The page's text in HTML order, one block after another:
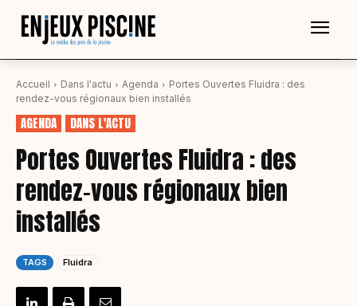
Accueil Dans l'actu Agenda
Portes Ouvertes Fluidra : des
rendez-vous régionaux bien installés
AGENDA DANS L'ACTU
Portes Ouvertes Fluidra : des
rendez-vous régionaux bien
installés
TAGS Fluidra